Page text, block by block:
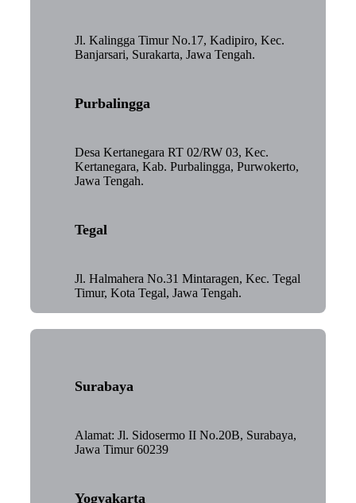
Jl. Kalingga Timur No.17, Kadipiro, Kec.
Banjarsari, Surakarta, Jawa Tengah.
Purbalingga
Desa Kertanegara RT 02/RW 03, Kec.
Kertanegara, Kab. Purbalingga, Purwokerto,
Jawa Tengah.
Tegal
Jl. Halmahera No.31 Mintaragen, Kec. Tegal
Timur, Kota Tegal, Jawa Tengah.
Surabaya
Alamat: Jl. Sidosermo II No.20B, Surabaya,
Jawa Timur 60239
Yogyakarta